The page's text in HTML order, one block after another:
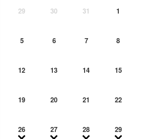
29 30 31 1
5 6 7 8
12 13 14 15
19 20 21 22
26 27 28 29